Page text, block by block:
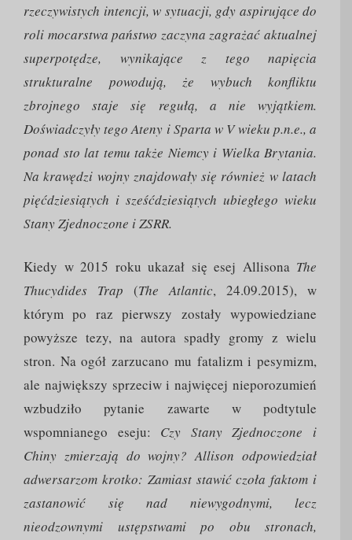
rzeczywistych intencji, w sytuacji, gdy aspirujące do
roli mocarstwa państwo zaczyna zagrażać aktualnej
superpotędze, wynikające z tego napięcia
strukturalne powodują, że wybuch konfliktu
zbrojnego staje się regułą, a nie wyjątkiem.
Doświadczyły tego Ateny i Sparta w V wieku p.n.e., a
ponad sto lat temu także Niemcy i Wielka Brytania.
Na krawędzi wojny znajdowały się również w latach
pięćdziesiątych i sześćdziesiątych ubiegłego wieku
Stany Zjednoczone i ZSRR.
Kiedy w 2015 roku ukazał się esej AllisonaThe
Thucydides Trap (The Atlantic, 24.09.2015), w
którym po raz pierwszy zostały wypowiedziane
powyższe tezy, na autora spadły gromy z wielu
stron. Na ogół zarzucano mu fatalizm i pesymizm,
ale największy sprzeciw i najwięcej nieporozumień
wzbudziło pytanie zawarte w podtytule
wspomnianego eseju: Czy Stany Zjednoczone i
Chiny zmierzają do wojny? Allison odpowiedział
adwersarzom krotko: Zamiast stawić czoła faktom i
zastanowić się nad niewygodnymi, lecz
nieodzownymi ustępstwami po obu stronach,